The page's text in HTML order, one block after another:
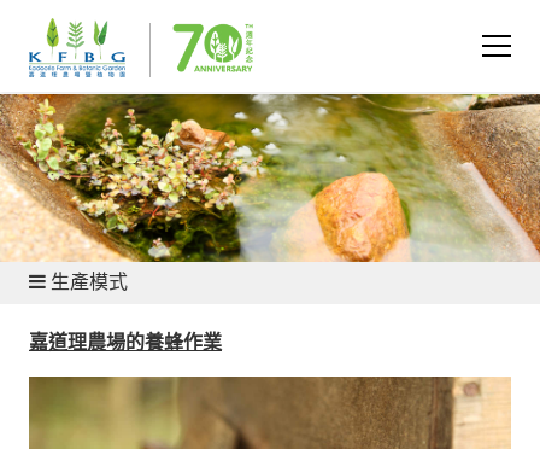
永續生活及農業 - 農業為何重要？
生產模式
嘉道理農場的養蜂作業